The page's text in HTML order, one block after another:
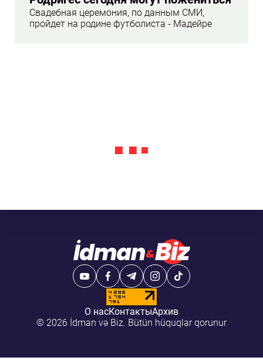
Свадебная церемония, по данным СМИ,
пройдет на родине футболиста - Мадейре
О насКонтактыАрхив
© 2026 İdman və Biz. Bütün hüquqlar qorunur